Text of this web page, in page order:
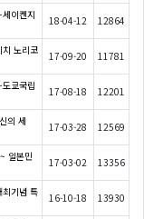
이켄지
18-04-12 12864
노리코
17-09-20 11781
쿄국립
17-08-18 12201
의 세
17-03-28 12569
일본민
17-03-02 13356
기념 특
16-10-18 13930